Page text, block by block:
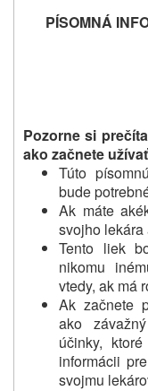
PÍSOMNÁ
Pozorne si
ako začnete
Túto
bude
Ak máte
svojho
Tento liek
nikomu
vtedy, ak má
Ak začnete
ako
účinky,
informácii
svojmu